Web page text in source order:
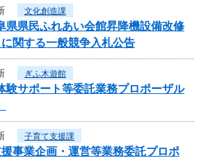
文化創造課
県県民ふれあい会館昇降機設備改修
関する一般競争入札公告
ぎふ木遊館
験サポート等委託業務プロポーザル
子育て支援課
事業企画・運営等業務委託プロポ